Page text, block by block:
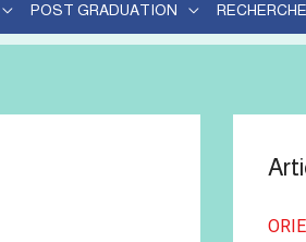
POST GRADUATION